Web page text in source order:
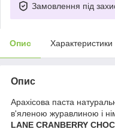
Замовлення під
Опис Характеристики
Опис
Арахісова паста
в'яленою журавлиною і
LANE CRANBERRY